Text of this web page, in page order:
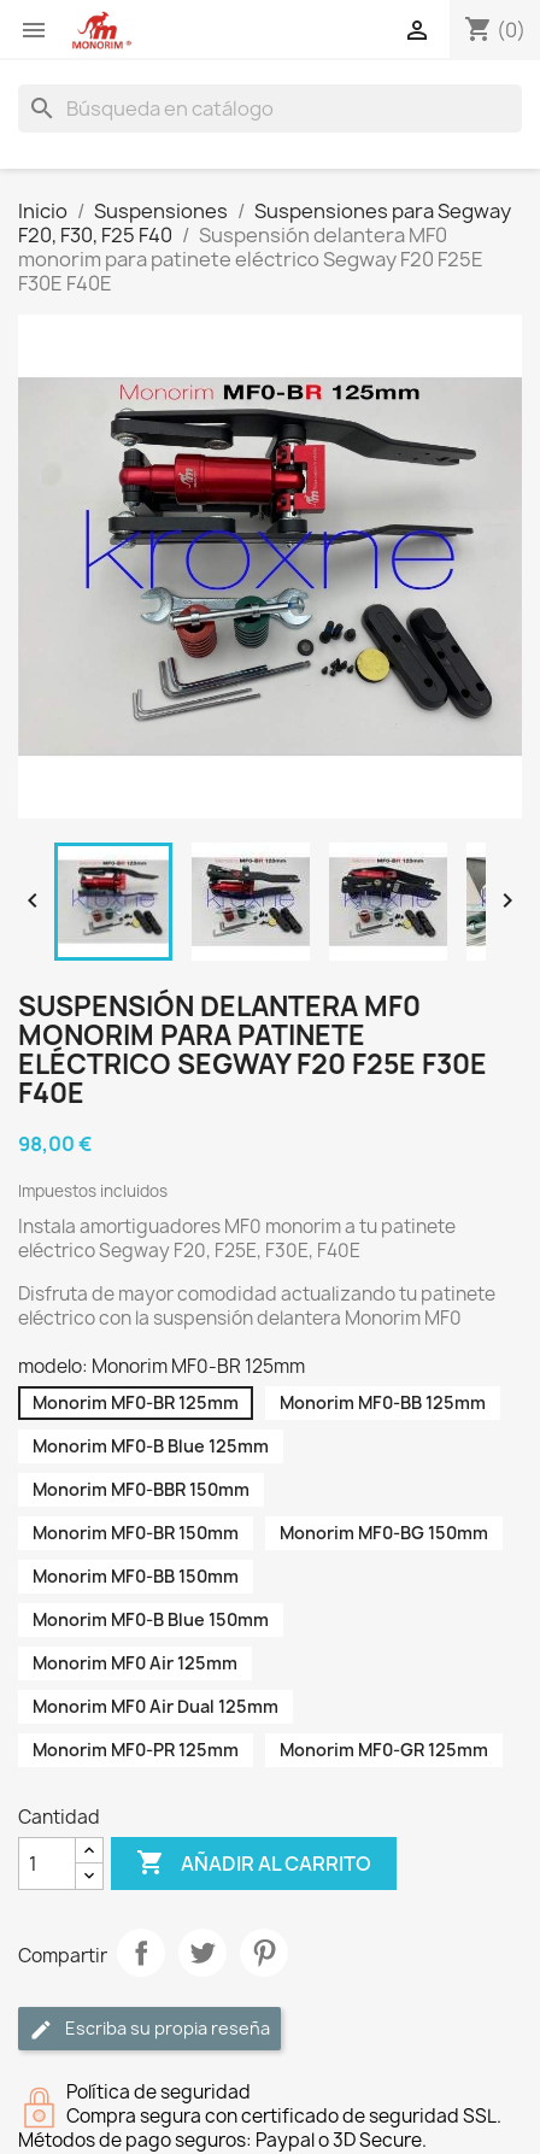
 shopping_cart (0)

search
Inicio Suspensiones
Suspensiones para Segway
F20, F30, F25 F40
Suspensión delantera MF0
monorim para patinete eléctrico Segway F20 F25E
F30E F40E
 
SUSPENSIÓN DELANTERA MF0
MONORIM PARA PATINETE
ELÉCTRICO SEGWAY F20 F25E F30E
F40E
98,00 €
Impuestos incluidos
Instala amortiguadores MF0 monorim a tu patinete
eléctrico Segway F20, F25E, F30E, F40E
Disfruta de mayor comodidad actualizando tu patinete
eléctrico con la suspensión delantera Monorim MF0
modelo: Monorim MF0-BR 125mm
Monorim MF0-BR 125mm
Monorim MF0-BB 125mm
Monorim MF0-B Blue 125mm
Monorim MF0-BBR 150mm
Monorim MF0-BR 150mm
Monorim MF0-BG 150mm
Monorim MF0-BB 150mm
Monorim MF0-B Blue 150mm
Monorim MF0 Air 125mm
Monorim MF0 Air Dual 125mm
Monorim MF0-PR 125mm
Monorim MF0-GR 125mm
Cantidad
 AÑADIR AL CARRITO
Compartir
Escriba su propia reseña
Política de seguridad
Compra segura con certificado de seguridad SSL.
Métodos de pago seguros: Paypal o 3D Secure.